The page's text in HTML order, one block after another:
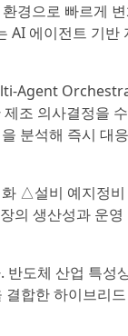
경으로 빠르게
AI 에이전트 기반
Agent
조 의사결정을
분석해 즉시 대
△설비 예지정비
의 생산성과 운
반도체 산업 특성
합한 하이브리